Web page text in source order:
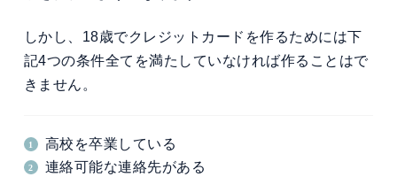
しかし、18歳でクレジットカードを作るためには下
記4つの条件全てを満たしていなければ作ることはで
きません。
高校を卒業している
連絡可能な連絡先がある